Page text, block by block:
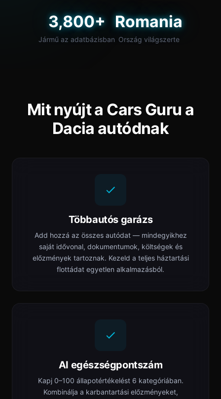
3,800+
Jármű az adatbázisban
Romania
Ország világszerte
Mit nyújt a Cars Guru a
Dacia autódnak
Többautós garázs
Add hozzá az összes autódat — mindegyikhez
saját idővonal, dokumentumok, költségek és
előzmények tartoznak. Kezeld a teljes háztartási
flottádat egyetlen alkalmazásból.
AI egészségpontszám
Kapj 0–100 állapotértékelést 6 kategóriában.
Kombinálja a karbantartási előzményeket,